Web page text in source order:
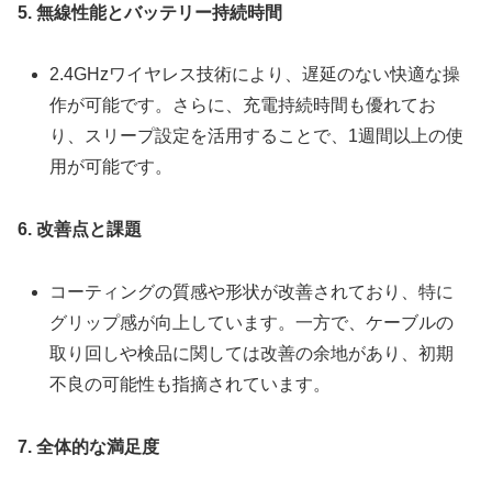
5. 無線性能とバッテリー持続時間
2.4GHzワイヤレス技術により、遅延のない快適な操
作が可能です。さらに、充電持続時間も優れてお
り、スリープ設定を活用することで、1週間以上の使
用が可能です。
6. 改善点と課題
コーティングの質感や形状が改善されており、特に
グリップ感が向上しています。一方で、ケーブルの
取り回しや検品に関しては改善の余地があり、初期
不良の可能性も指摘されています。
7. 全体的な満足度